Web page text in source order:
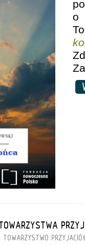
o
TOWARZYSTWO